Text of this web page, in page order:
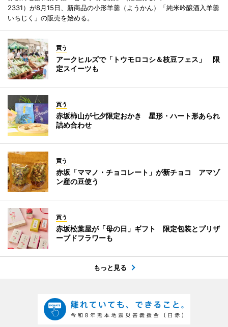
2331）が8月15日、新商品の小形羊羹（ようかん）「純米吟醸酒入羊羹
いちじく」の販売を始める。
買う
アークヒルズで「トウモロコシ＆枝豆フェス」 限
定スイーツも
買う
赤坂柿山が七夕限定おかき 星形・ハート形あられ
詰め合わせ
買う
赤坂「ママノ・チョコレート」が新チョコ アマゾ
ン産の豆使う
買う
赤坂松葉屋が「母の日」ギフト 限定包装とプリザ
ーブドフラワーも
もっと見る